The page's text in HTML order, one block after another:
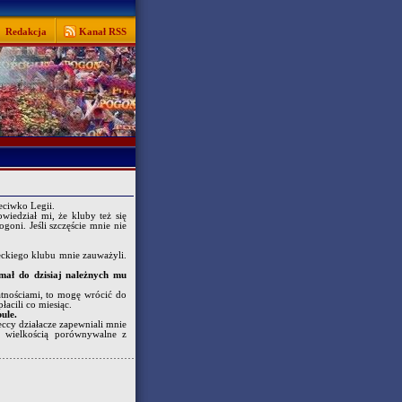
Redakcja Kanał RSS
Legii.
mi, że kluby też się
Jeśli szczęście mnie nie
klubu mnie zauważyli.
do dzisiaj należnych mu
to mogę wrócić do
co miesiąc.
działacze zapewniali mnie
porównywalne z